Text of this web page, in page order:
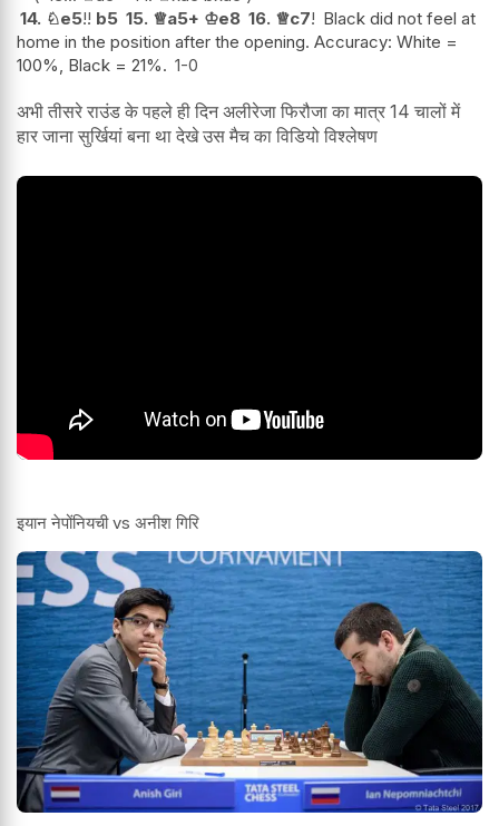
14. ♘e5!! b5 15. ♕a5+ ♔e8 16. ♕c7! Black did not feel at
home in the position after the opening. Accuracy: White =
100%, Black = 21%. 1-0
अभी तीसरे राउंड के पहले ही दिन अलीरेजा फिरौजा का मात्र 14 चालों में
हार जाना सुर्खियां बना था देखे उस मैच का विडियो विश्लेषण
इयान नेपोंनियची vs अनीश गिरि